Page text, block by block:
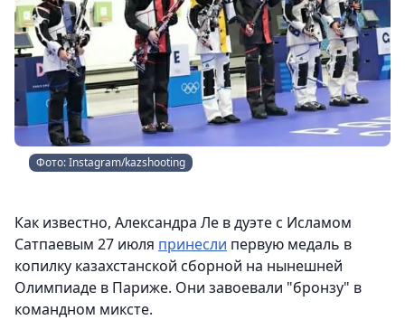
Фото: Instagram/kazshooting
Как известно, Александра Ле в дуэте с Исламом
Сатпаевым 27 июля принесли первую медаль в
копилку казахстанской сборной на нынешней
Олимпиаде в Париже. Они завоевали "бронзу" в
командном миксте.